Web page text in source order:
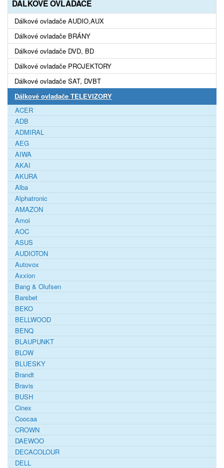
DÁLKOVÉ OVLADAČE
Dálkové ovladače AUDIO,AUX
Dálkové ovladače BRÁNY
Dálkové ovladače DVD, BD
Dálkové ovladače PROJEKTORY
Dálkové ovladače SAT, DVBT
Dálkové ovladače TELEVIZORY
ACER
ADB
ADMIRAL
AEG
AIWA
AKAI
AKURA
Alba
Alphatronic
AMAZON
Amoi
AOC
ASUS
AUDIOTON
Autovox
Axxion
Bang & Olufsen
Barsbet
BEKO
BELLWOOD
BENQ
BLAUPUNKT
BLOW
BLUESKY
Brandt
Bravis
BUSH
Cinex
Coocaa
CROWN
DAEWOO
DECACOLOUR
DELL